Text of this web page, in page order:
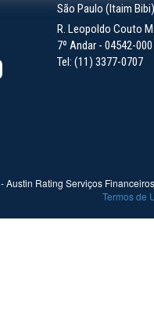
São Paulo (Itaim Bibi)
R. Leopoldo Couto
7º Andar - 04542-
Tel: (11) 3377-0707
- Austin Rating Serviços
Termos de